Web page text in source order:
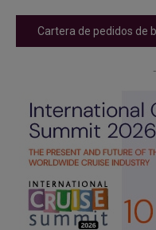
Cartera de pedidos de